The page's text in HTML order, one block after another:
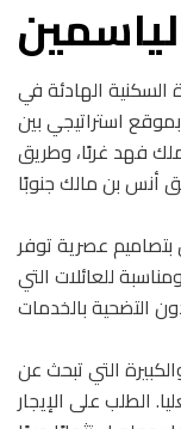
السكنية الهادئة في
مخرج 5، ويتميز بموقع استراتيجي بين
فهد غربًا، وطريق
عصرية توفر
للعائلات التي
التي تبحث عن
الطلب على الإيجار